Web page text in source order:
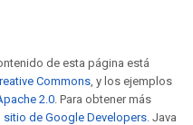
de esta página está
Commons, y los ejemplos
2.0. Para obtener más
de Google Developers. Java